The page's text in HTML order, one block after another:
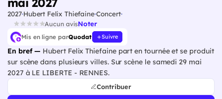
2027Hubert Felix ThiefaineConcert
Aucun avisNoter
Mis en ligne parQuodat Suivre
En bref — Hubert Felix Thiefaine part en tournée et se produit
sur scène dans plusieurs villes. Sur scène le samedi 29 mai
2027 à LE LIBERTE - RENNES.
Contribuer